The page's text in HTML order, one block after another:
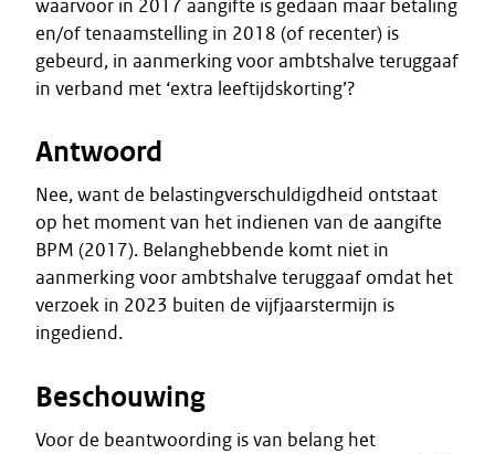
waarvoor in 2017 aangifte is gedaan maar betaling
en/of tenaamstelling in 2018 (of recenter) is
gebeurd, in aanmerking voor ambtshalve teruggaaf
in verband met ‘extra leeftijdskorting’?
Antwoord
Nee, want de belastingverschuldigdheid ontstaat
op het moment van het indienen van de aangifte
BPM (2017). Belanghebbende komt niet in
aanmerking voor ambtshalve teruggaaf omdat het
verzoek in 2023 buiten de vijfjaarstermijn is
ingediend.
Beschouwing
Voor de beantwoording is van belang het